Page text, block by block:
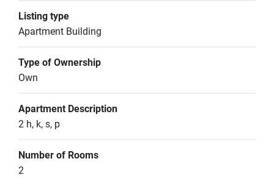
Listing type
Apartment Building
Type of Ownership
Own
Apartment Description
2 h, k, s, p
Number of Rooms
2